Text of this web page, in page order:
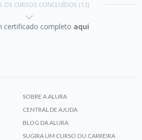
OS CURSOS CONCLUÍDOS (12)
certificado completo aqui
SOBRE A ALURA
CENTRAL DE AJUDA
BLOG DA ALURA
SUGIRA UM CURSO OU CARREIRA